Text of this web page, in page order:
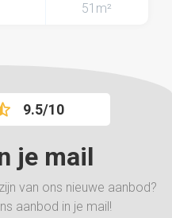
51m²
9.5/10
je mail
van ons nieuwe aanbod?
aanbod in je mail!